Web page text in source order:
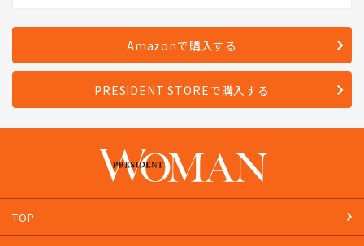
Amazonで購入する
PRESIDENT STOREで購入する
TOP